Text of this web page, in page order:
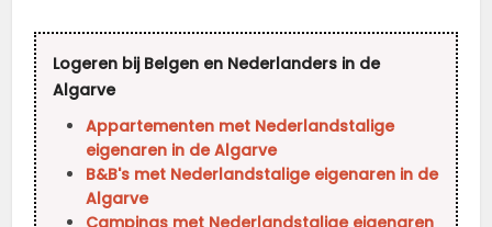
Logeren bij Belgen en Nederlanders in de
Algarve
Appartementen met Nederlandstalige
eigenaren in de Algarve
B&B's met Nederlandstalige eigenaren in de
Algarve